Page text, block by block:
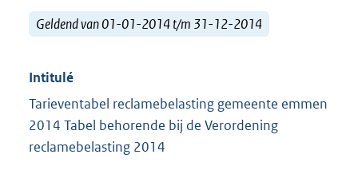
Geldend van 01-01-2014 t/m 31-12-2014
Intitulé
Tarieventabel reclamebelasting gemeente emmen
2014 Tabel behorende bij de Verordening
reclamebelasting 2014